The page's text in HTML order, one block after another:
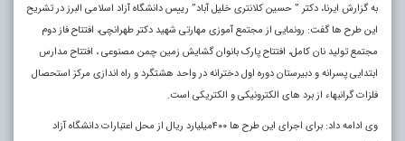
به گزارش ایرنا، دکتر ” حسین کلانتری خلیل آباد” رییس دانشگاه آزاد اسلامی البرز در تشریح
این طرح ها گفت: رونمایی از مجتمع آموزی مهارتی شهید دکتر طهرانچی، افتتاح فاز دوم
مجتمع تولید نان کامل، افتتاح پارک بانوان گشایش زمین چمن مصنوعی ، افتتاح مدارس
ابتدایی پسرانه و دبیرستان دوره اول دخترانه در واحد هشتگرد و راه اندازی مرکز استحصال
فلزات گرانبهاء از برد های الکترونیکی و الکتریکی است.
وی ادامه داد: برای اجرای این طرح ها ۴۰۰میلیارد ریال از محل اعتبارات دانشگاه آزاد